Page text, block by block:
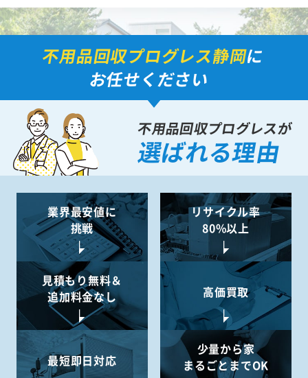
不用品回収プログレス静岡に
お任せください
不用品回収プログレスが
選ばれる理由
業界最安値に
挑戦
リサイクル率
80%以上
見積もり無料＆
追加料金なし
高価買取
最短即日対応
少量から家
まるごとまでOK